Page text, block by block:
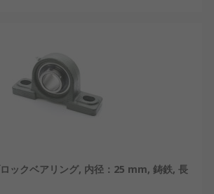
ックベアリング, 内径：25 mm, 鋳鉄, 長